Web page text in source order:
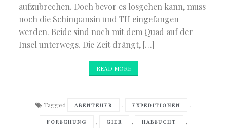
aufzubrechen. Doch bevor es losgehen kann, muss
noch die Schimpansin und TH eingefangen
werden. Beide sind noch mit dem Quad auf der
Insel unterwegs. Die Zeit drängt, […]
READ MORE
Tagged ABENTEUER , EXPEDITIONEN ,
FORSCHUNG , GIER , HABSUCHT ,